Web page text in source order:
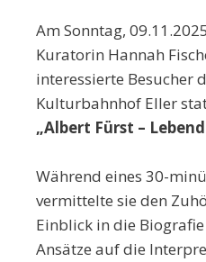
Am Sonntag,
Kuratorin Hannah
interessierte Besucher
Kulturbahnhof Eller
„Albert Fürst –
Während eines 30-
vermittelte sie den
Einblick in die
Ansätze auf die